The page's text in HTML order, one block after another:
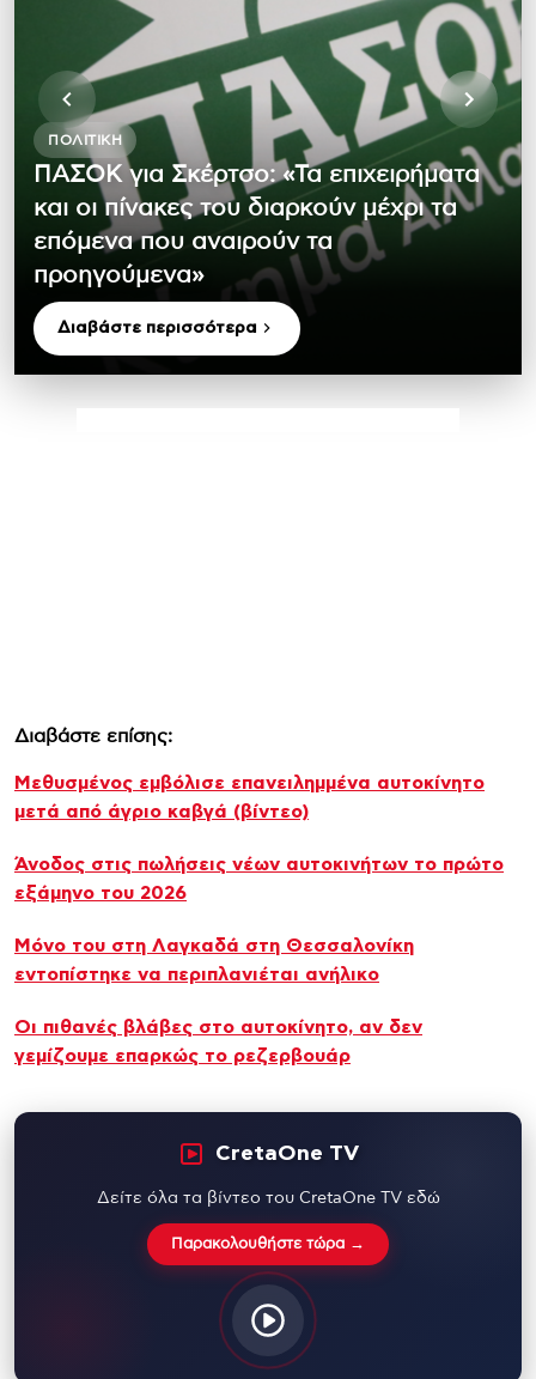
ΠΟΛΙΤΙΚΉ
ΠΑΣΟΚ για Σκέρτσο: «Τα επιχειρήματα
και οι πίνακες του διαρκούν μέχρι τα
επόμενα που αναιρούν τα
προηγούμενα»
Διαβάστε περισσότερα
Διαβάστε επίσης:
Μεθυσμένος εμβόλισε επανειλημμένα αυτοκίνητο
μετά από άγριο καβγά (βίντεο)
Άνοδος στις πωλήσεις νέων αυτοκινήτων το πρώτο
εξάμηνο του 2026
Μόνο του στη Λαγκαδά στη Θεσσαλονίκη
εντοπίστηκε να περιπλανιέται ανήλικο
Οι πιθανές βλάβες στο αυτοκίνητο, αν δεν
γεμίζουμε επαρκώς το ρεζερβουάρ
CretaOne TV
Δείτε όλα τα βίντεο του CretaOne TV εδώ
Παρακολουθήστε τώρα →